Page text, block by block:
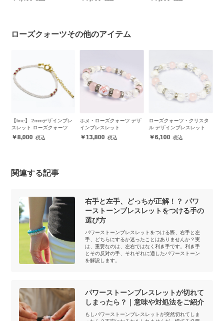
ローズクォーツその他のアイテム
ホヌ・ローズクォーツ デザ
インブレスレット
13,800
ローズクォーツ・クリスタ
ル デザインブレスレット
6,100
10月誕生石 ローズクォーツ
ブレスレット メンズ
5,500
関連する記事
右手と左手、どっちが正解！？ パワ
ーストーンブレスレットをつける手の
選び方
パワーストーンブレスレットをつける際、右手と左
手、どちらにするか迷ったことはありませんか？実
は、重要なのは、左右ではなく利き手です。利き手
とその反対の手、それぞれに適したパワーストーン
を解説します。
パワーストーンブレスレットが切れて
しまったら？｜意味や対処法をご紹介
もしパワーストーンブレスレットが突然切れてしま